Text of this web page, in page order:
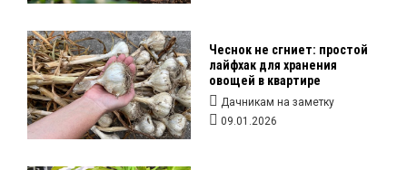
Чеснок не сгниет: простой
лайфхак для хранения
овощей в квартире
Дачникам на заметку
09.01.2026